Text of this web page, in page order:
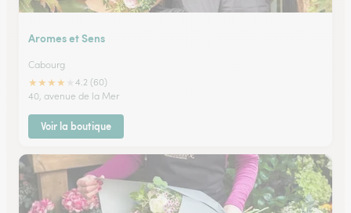
Aromes et Sens
Cabourg
★★★★
4.2 (60)
40, avenue de la Mer
Voir la boutique